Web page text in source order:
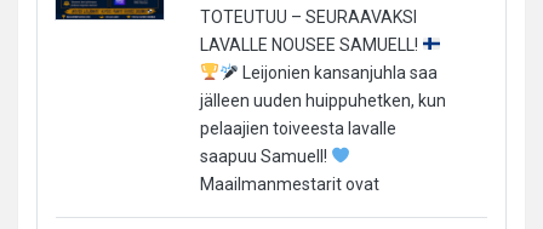
TOTEUTUU – SEURAAVAKSI
LAVALLE NOUSEE SAMUELL!
Leijonien kansanjuhla saa
jälleen uuden huippuhetken, kun
pelaajien toiveesta lavalle
saapuu Samuell!
Maailmanmestarit ovat